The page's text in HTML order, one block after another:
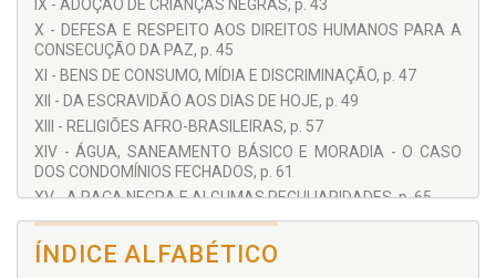
IX - ADOÇÃO DE CRIANÇAS NEGRAS, p. 43
X - DEFESA E RESPEITO AOS DIREITOS HUMANOS PARA A
CONSECUÇÃO DA PAZ, p. 45
XI - BENS DE CONSUMO, MÍDIA E DISCRIMINAÇÃO, p. 47
XII - DA ESCRAVIDÃO AOS DIAS DE HOJE, p. 49
XIII - RELIGIÕES AFRO-BRASILEIRAS, p. 57
XIV - ÁGUA, SANEAMENTO BÁSICO E MORADIA - O CASO
DOS CONDOMÍNIOS FECHADOS, p. 61
XV - A RAÇA NEGRA E ALGUMAS PECULIARIDADES, p. 65
XVI - TEMPO DE ELEIÇÃO, p. 67
XVII - O NEGRO E O ESPORTE, p. 69
ÍNDICE ALFABÉTICO